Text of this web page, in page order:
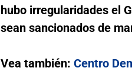
hubo irregularidades el
sean sancionados de
Vea también: Centro